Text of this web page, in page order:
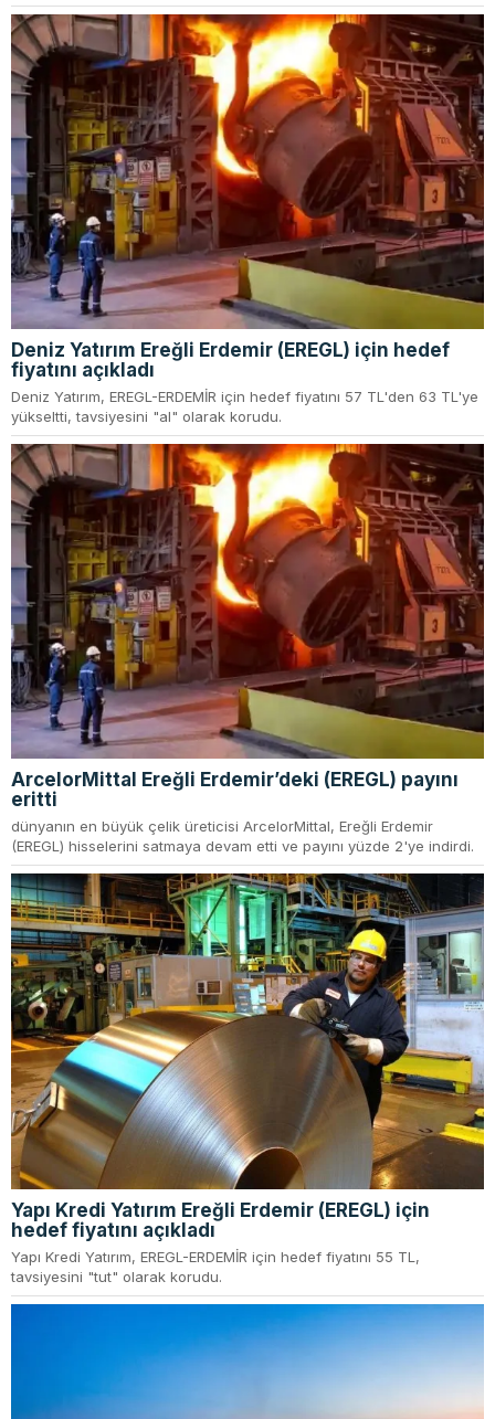
Deniz Yatırım Ereğli Erdemir (EREGL) için hedef
fiyatını açıkladı
Deniz Yatırım, EREGL-ERDEMİR için hedef fiyatını 57 TL'den 63 TL'ye
yükseltti, tavsiyesini "al" olarak korudu.
ArcelorMittal Ereğli Erdemir’deki (EREGL) payını
eritti
dünyanın en büyük çelik üreticisi ArcelorMittal, Ereğli Erdemir
(EREGL) hisselerini satmaya devam etti ve payını yüzde 2'ye indirdi.
Yapı Kredi Yatırım Ereğli Erdemir (EREGL) için
hedef fiyatını açıkladı
Yapı Kredi Yatırım, EREGL-ERDEMİR için hedef fiyatını 55 TL,
tavsiyesini "tut" olarak korudu.